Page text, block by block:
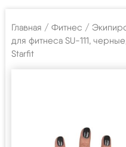
Главная / Фитнес /
для фитнеса SU-111,
Starfit